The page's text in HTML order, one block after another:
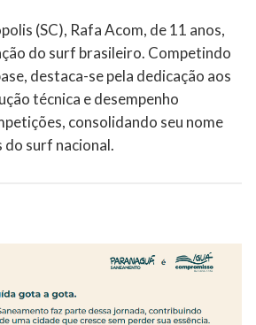
(SC), Rafa Acom, de 11 anos,
do surf brasileiro. Competindo
destaca-se pela dedicação aos
técnica e desempenho
consolidando seu nome
do surf nacional.